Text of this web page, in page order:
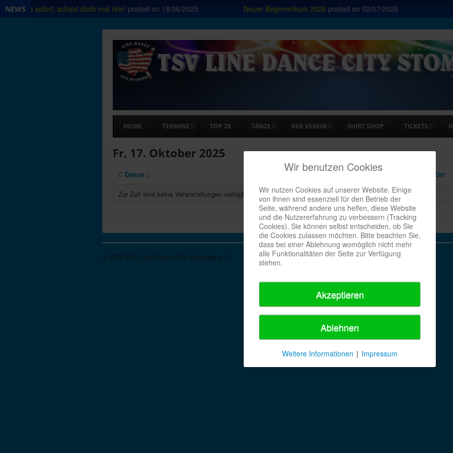
NEWSab sofort, schaut doch mal rein! posted on 18/06/2025 Neuer Beginnerkurs 2026 posted on 02/07/2026
HOME TERMINE TOP 20 TÄNZE DER VEREIN SHIRT SHOP TICKETS
Fr, 17. Oktober 2025
Datum Ort
Zur Zeit sind keine Veranstaltungen verfügbar
© 2026 TSV Line Dance City Stompers e.V.
Wir benutzen Cookies
Wir nutzen Cookies auf unserer Website. Einige
von ihnen sind essenziell für den Betrieb der
Seite, während andere uns helfen, diese Website
und die Nutzererfahrung zu verbessern (Tracking
Cookies). Sie können selbst entscheiden, ob Sie
die Cookies zulassen möchten. Bitte beachten Sie,
dass bei einer Ablehnung womöglich nicht mehr
alle Funktionalitäten der Seite zur Verfügung
stehen.
Akzeptieren
Ablehnen
Weitere Informationen | Impressum